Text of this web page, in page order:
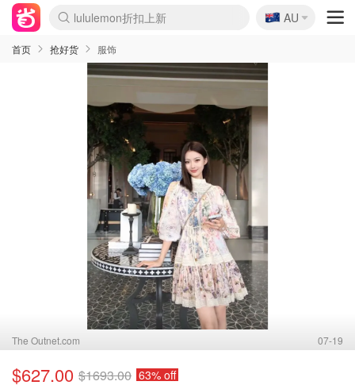
Sasa美妆护肤3.5折
SSENSE年中2.5折
FreshBeauty好价汇总
Cettire降价+叠9折
WWS Coles超市实拍
viagogo二手票捡漏
Myer超级周末
The Outnet奢牌1折起
David Jones 3折起
Flannels大牌1折
Perfumes Club护肤1折
AMIRO面罩$251
Amazon折扣汇总
eToro入金$200送$50
Amazon数码好物
ICONIC本周7.5折
ThedoubleF高奢地板价
Moose Knuckles 6折
丝芙兰5折起
EUFY摄像头$98
Selenichast首饰2折
Trip机票酒店促销
YSL送5件彩妆礼
Amazon家居好物
Amazon美妆护肤
雅漾大喷$8
过敏原检测盒$33
伊索独家赠50ml沐浴露
科颜氏高保湿面霜$29
SEALIFE海洋馆门票6折
丝塔芙大白罐$16
订阅Newsletter送香薰
Cult Beauty 6.8折
Harrods圣诞日历$525
LN-CC奢牌私促3折
d'Alba空姐喷雾$16
EVE LOM套装£56
Bernardelli独家4折
Adore Beauty 6折起
CT圣诞日历
Mytheresa奢品2.7折
Luxury Escapes 9折
Currentbody美容仪$881
MOON Garden Live
Roborock扫地机$649
Tingo Life水杯$24
Valentino官网5折
CR洗护套装$23
修丽可4件套$159
Myer彩妆2件7折
GANNI官网4.5折
Stylevana韩妆4折
Tessabit高奢8.5折
OGX洗发水$11
Amazon阿德莱德次日达
卡诗8.5折+赠礼
Philips Hue灯具8折
🇦🇺
AU
首页 抢好货 服饰
The Outnet.com 07-19
$627.00 $1693.00 63% off